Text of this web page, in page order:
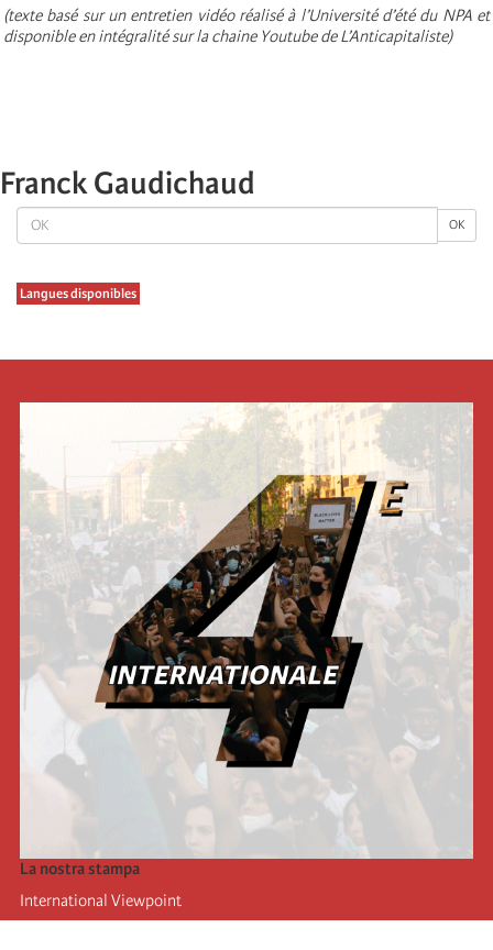
OK OK
Langues disponibles
(texte basé sur un entretien vidéo réalisé à l’Université d’été du NPA et
disponible en intégralité sur la chaine Youtube de L’Anticapitaliste)
Franck Gaudichaud
La nostra stampa
International Viewpoint